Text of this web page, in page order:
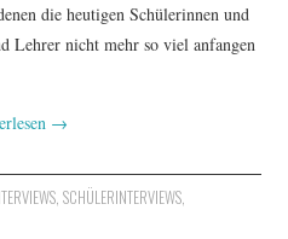
die heutigen Schülerinnen und
Lehrer nicht mehr so viel anfangen
→
, SCHÜLERINTERVIEWS,